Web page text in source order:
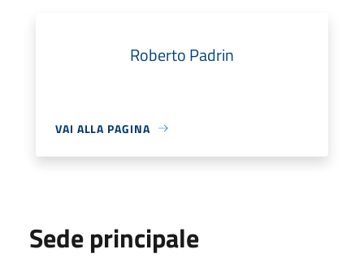
Roberto Padrin
VAI ALLA PAGINA
Sede principale